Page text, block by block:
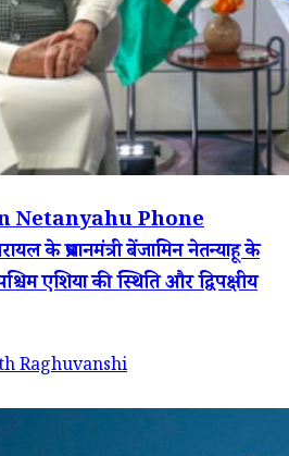
Netanyahu Phone
के प्रधानमंत्री बेंजामिन नेतन्याहू के
एशिया की स्थिति और द्विपक्षीय
Raghuvanshi